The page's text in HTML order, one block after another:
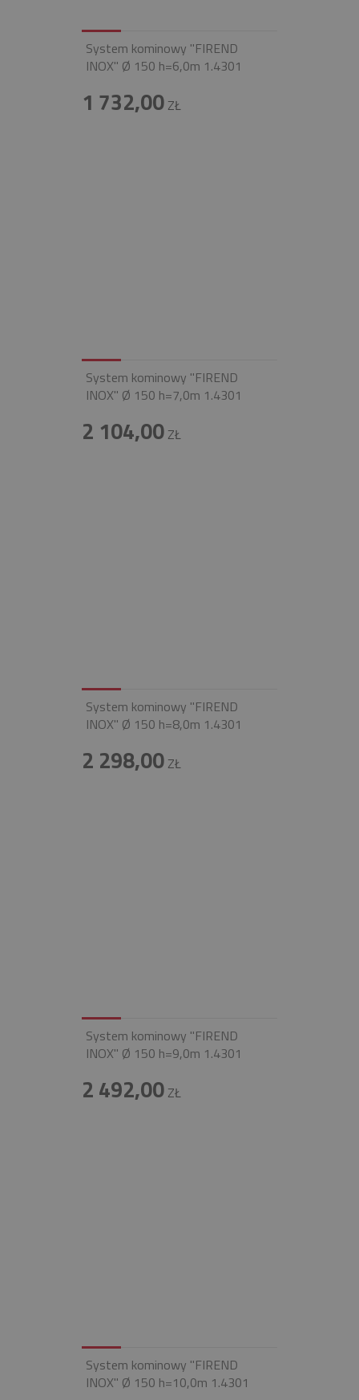
System kominowy "FIREND
INOX" Ø 150 h=6,0m 1.4301
1 732,00ZŁ
System kominowy "FIREND
INOX" Ø 150 h=7,0m 1.4301
2 104,00ZŁ
System kominowy "FIREND
INOX" Ø 150 h=8,0m 1.4301
2 298,00ZŁ
System kominowy "FIREND
INOX" Ø 150 h=9,0m 1.4301
2 492,00ZŁ
System kominowy "FIREND
INOX" Ø 150 h=10,0m 1.4301